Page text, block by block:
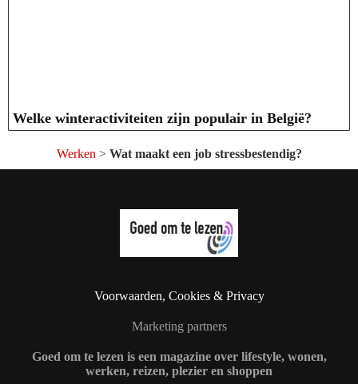
Welke winteractiviteiten zijn populair in België?
Werken > Wat maakt een job stressbestendig?
Voorwaarden, Cookies & Privacy
Marketing partners
Goed om te lezen is een magazine over lifestyle, wonen,
werken, reizen, plezier en shoppen